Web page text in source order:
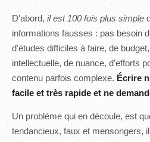
D'abord, il est 100 fois plus simple
informations fausses : pas besoin
d'études difficiles à faire, de
intellectuelle, de nuance, d'efforts
contenu parfois complexe. Écrire
facile et très rapide et ne
Un problème qui en découle, est
tendancieux, faux et mensongers,